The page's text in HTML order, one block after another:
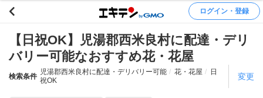
ログイン・登録
【日祝OK】児湯郡西米良村に配達・デリ
バリー可能なおすすめ花・花屋
検索条件
児湯郡西米良村に配達・デリバリー可能 花・花屋
日
祝OK
変更